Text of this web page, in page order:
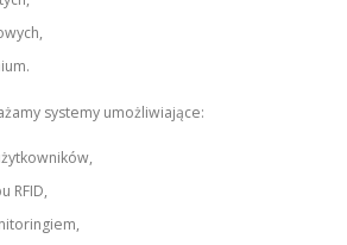
systemy umożliwiające:
RFID,